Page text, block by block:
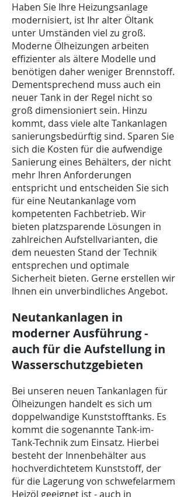
Haben Sie Ihre Heizungsanlage
modernisiert, ist Ihr alter Öltank
unter Umständen viel zu groß.
Moderne Ölheizungen arbeiten
effizienter als ältere Modelle und
benötigen daher weniger Brennstoff.
Dementsprechend muss auch ein
neuer Tank in der Regel nicht so
groß dimensioniert sein. Hinzu
kommt, dass viele alte Tankanlagen
sanierungsbedürftig sind. Sparen Sie
sich die Kosten für die aufwendige
Sanierung eines Behälters, der nicht
mehr Ihren Anforderungen
entspricht und entscheiden Sie sich
für eine Neutankanlage vom
kompetenten Fachbetrieb. Wir
bieten platzsparende Lösungen in
zahlreichen Aufstellvarianten, die
dem neuesten Stand der Technik
entsprechen und optimale
Sicherheit bieten. Gerne erstellen wir
Ihnen ein unverbindliches Angebot.
Neutankanlagen in
moderner Ausführung -
auch für die Aufstellung in
Wasserschutzgebieten
Bei unseren neuen Tankanlagen für
Ölheizungen handelt es sich um
doppelwandige Kunststofftanks. Es
kommt die sogenannte Tank-im-
Tank-Technik zum Einsatz. Hierbei
besteht der Innenbehälter aus
hochverdichtetem Kunststoff, der
für die Lagerung von schwefelarmem
Heizöl geeignet ist - auch in